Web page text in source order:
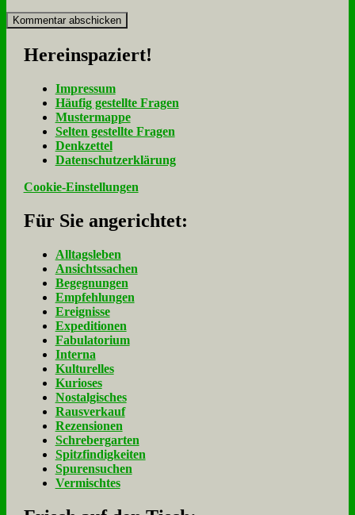
Her­ein­spa­ziert!
Im­pres­sum
Häu­fig ge­stell­te Fra­gen
Mu­ster­map­pe
Sel­ten ge­stell­te Fra­gen
Denk­zet­tel
Da­ten­schutz­er­klä­rung
Cookie-Einstellungen
Für Sie an­ge­rich­tet:
Alltagsleben
Ansichtssachen
Begegnungen
Empfehlungen
Ereignisse
Expeditionen
Fabulatorium
Interna
Kulturelles
Kurioses
Nostalgisches
Rausverkauf
Rezensionen
Schrebergarten
Spitzfindigkeiten
Spurensuchen
Vermischtes